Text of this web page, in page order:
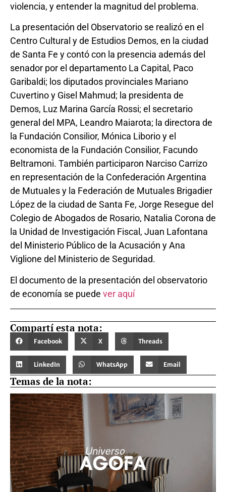
violencia, y entender la magnitud del problema.
La presentación del Observatorio se realizó en el
Centro Cultural y de Estudios Demos, en la ciudad
de Santa Fe y contó con la presencia además del
senador por el departamento La Capital, Paco
Garibaldi; los diputados provinciales Mariano
Cuvertino y Gisel Mahmud; la presidenta de
Demos, Luz Marina García Rossi; el secretario
general del MPA, Leandro Maiarota; la directora de
la Fundación Consilior, Mónica Liborio y el
economista de la Fundación Consilior, Facundo
Beltramoni. También participaron Narciso Carrizo
en representación de la Confederación Argentina
de Mutuales y la Federación de Mutuales Brigadier
López de la ciudad de Santa Fe, Jorge Resegue del
Colegio de Abogados de Rosario, Natalia Corona de
la Unidad de Investigación Fiscal, Juan Lafontana
del Ministerio Público de la Acusación y Ana
Viglione del Ministerio de Seguridad.
El documento de la presentación del observatorio
de economía se puede ver aquí
Compartí esta nota:
Facebook X Threads
LinkedIn WhatsApp Email
Temas de la nota: